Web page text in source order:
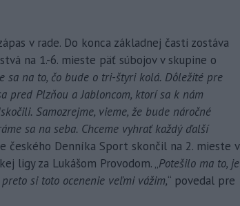
v rade. Do konca základnej časti zostáva
na 1.-6. mieste päť súbojov v skupine o
sa na to, čo bude o tri-štyri kolá. Dôležité pre
pred Plzňou a Jabloncom, ktorí sa k nám
Samozrejme, vieme, že bude náročné
sa na seba. Chceme vyhrať každý ďalší
českého Denníka Sport skončil na 2. mieste v
ligy za Lukášom Provodom. „Potešilo ma to, je
si toto ocenenie veľmi vážim,“ povedal pre